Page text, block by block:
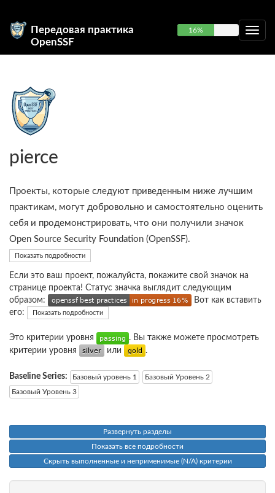
Передовая практика
OpenSSF
16%
pierce
Проекты, которые следуют приведенным ниже лучшим
практикам, могут добровольно и самостоятельно оценить
себя и продемонстрировать, что они получили значок
Open Source Security Foundation (OpenSSF).
Показать подробности
Если это ваш проект, пожалуйста, покажите свой значок на
странице проекта! Статус значка выглядит следующим
образом:
Вот как вставить
его:
Показать подробности
Это критерии уровня
. Вы также можете просмотреть
критерии уровня
или .
Baseline Series: Базовый уровень 1
Базовый Уровень 2
Базовый Уровень 3
Развернуть разделы
Показать все подробности
Скрыть выполненные и неприменимые (N/A) критерии